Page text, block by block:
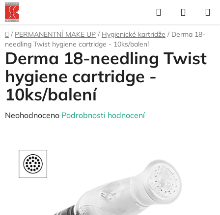
Přejít
na
obsah
Hledat
KOŠÍK
Domů
/ PERMANENTNÍ MAKE UP / Hygienické kartridže / Derma 18-
needling Twist hygiene cartridge - 10ks/balení
Derma 18-needling Twist
hygiene cartridge -
10ks/balení
Průměrné
Neohodnoceno Podrobnosti hodnocení